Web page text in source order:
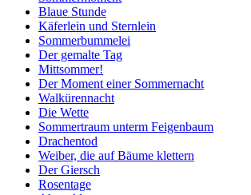
Blaue Stunde
Käferlein und Sternlein
Sommerbummelei
Der gemalte Tag
Mittsommer!
Der Moment einer Sommernacht
Walkürennacht
Die Wette
Sommertraum unterm Feigenbaum
Drachentod
Weiber, die auf Bäume klettern
Der Giersch
Rosentage